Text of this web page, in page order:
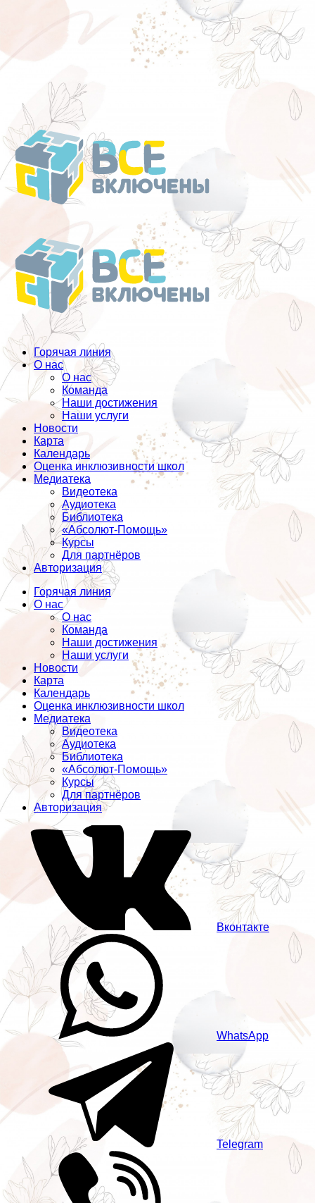
Перейти
к
содержанию
Горячая линия
О нас
О нас
Команда
Наши достижения
Наши услуги
Новости
Карта
Календарь
Оценка инклюзивности школ
Медиатека
Видеотека
Аудиотека
Библиотека
«Абсолют-Помощь»
Курсы
Для партнёров
Авторизация
Горячая линия
О нас
О нас
Команда
Наши достижения
Наши услуги
Новости
Карта
Календарь
Оценка инклюзивности школ
Медиатека
Видеотека
Аудиотека
Библиотека
«Абсолют-Помощь»
Курсы
Для партнёров
Авторизация
Вконтакте
WhatsApp
Telegram